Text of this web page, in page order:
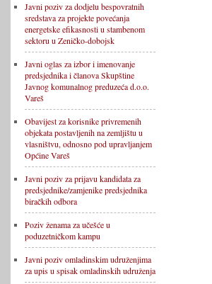
Javni poziv za dodjelu bespovratnih
sredstava za projekte povećanja
energetske efikasnosti u stambenom
sektoru u Zeničko-dobojsk
Javni oglas za izbor i imenovanje
predsjednika i članova Skupštine
Javnog komunalnog preduzeća d.o.o.
Vareš
Obavijest za korisnike privremenih
objekata postavljenih na zemljištu u
vlasništvu, odnosno pod upravljanjem
Općine Vareš
Javni poziv za prijavu kandidata za
predsjednike/zamjenike predsjednika
biračkih odbora
Poziv ženama za učešće u
poduzetničkom kampu
Javni poziv omladinskim udruženjima
za upis u spisak omladinskih udruženja